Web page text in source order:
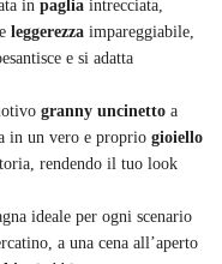
in paglia intrecciata,
e leggerezza impareggiabile,
e si adatta
granny uncinetto a
in un vero e proprio gioiello
rendendo il tuo look
ideale per ogni scenario
a una cena all’aperto